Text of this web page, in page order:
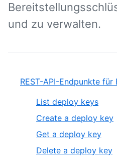
und zu verwalten.
REST-API-Endpunkte
List deploy keys
Create a deploy key
Get a deploy key
Delete a deploy key